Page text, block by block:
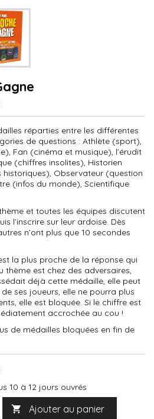
réparties entre les différentes
de questions : Athlète (sport),
Fan (cinéma et musique), l’érudit
(chiffres insolites), Historien
Observateur (question
(infos du monde), Scientifique
et toutes les équipes discutent
l’inscrire sur leur ardoise. Dès
n’ont plus que 10 secondes
la plus proche de la réponse qui
thème est chez des adversaires,
déjà cette médaille, elle peut
ses joueurs, elle ne pourra plus
elle est bloquée. Si le chiffre est
accrochée au cou !
de médailles bloquées en fin de
10 à 12 jours ouvrés
 Ajouter au panier